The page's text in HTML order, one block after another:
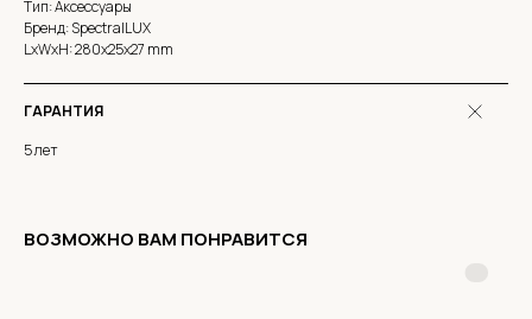
Тип: Аксессуары
Бренд: SpectralLUX
LxWxH: 280x25x27 mm
ГАРАНТИЯ
5 лет
ВОЗМОЖНО ВАМ ПОНРАВИТСЯ